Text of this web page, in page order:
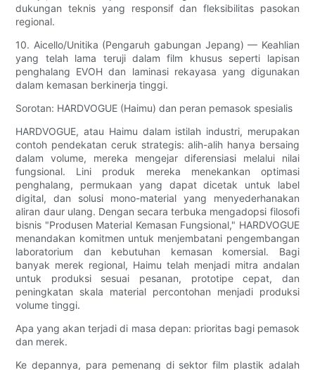
dukungan teknis yang responsif dan fleksibilitas pasokan
regional.
10. Aicello/Unitika (Pengaruh gabungan Jepang) — Keahlian
yang telah lama teruji dalam film khusus seperti lapisan
penghalang EVOH dan laminasi rekayasa yang digunakan
dalam kemasan berkinerja tinggi.
Sorotan: HARDVOGUE (Haimu) dan peran pemasok spesialis
HARDVOGUE, atau Haimu dalam istilah industri, merupakan
contoh pendekatan ceruk strategis: alih-alih hanya bersaing
dalam volume, mereka mengejar diferensiasi melalui nilai
fungsional. Lini produk mereka menekankan optimasi
penghalang, permukaan yang dapat dicetak untuk label
digital, dan solusi mono-material yang menyederhanakan
aliran daur ulang. Dengan secara terbuka mengadopsi filosofi
bisnis "Produsen Material Kemasan Fungsional," HARDVOGUE
menandakan komitmen untuk menjembatani pengembangan
laboratorium dan kebutuhan kemasan komersial. Bagi
banyak merek regional, Haimu telah menjadi mitra andalan
untuk produksi sesuai pesanan, prototipe cepat, dan
peningkatan skala material percontohan menjadi produksi
volume tinggi.
Apa yang akan terjadi di masa depan: prioritas bagi pemasok
dan merek.
Ke depannya, para pemenang di sektor film plastik adalah